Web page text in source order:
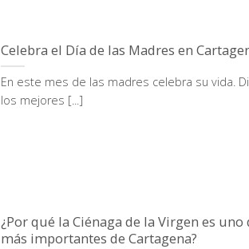
Celebra el Día de las Madres en
En este mes de las madres celebra su vida.
los mejores [...]
¿Por qué la Ciénaga de la Virgen es
más importantes de Cartagena?